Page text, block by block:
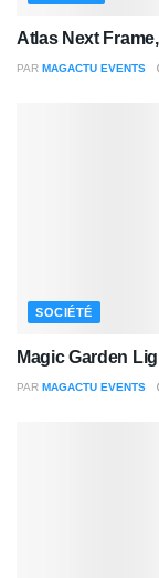
Atlas Next
PAR MAGACTU EVENTS
SOCIÉTÉ
Magic Garden
PAR MAGACTU EVENTS